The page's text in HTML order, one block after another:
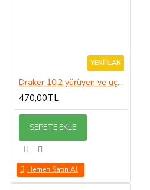
YENI İLAN
Draker 10,2 yürüyen ve uçan böçek ve haşereler ile mücadele
470,00TL
SEPETE EKLE
Hemen Satın Al